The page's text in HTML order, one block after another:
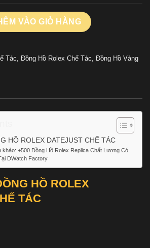
CHẾ TÁC ĐÍNH FULL KIM
VÀO GIỎ HÀNG
Tác, Đồng Hồ Rolex Chế Tác, Đồng Hồ Vàng
HỒ ROLEX DATEJUST CHẾ TÁC
khảo: +500 Đồng Hồ Rolex Replica Chất Lượng Có
DWatch Factory
HỒ ROLEX
TÁC